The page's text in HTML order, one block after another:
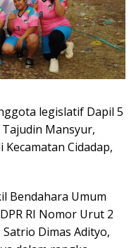
legislatif Dapil 5
Mansyur,
Cidadap,
Bendahara Umum
RI Nomor Urut 2
Dimas Adityo,